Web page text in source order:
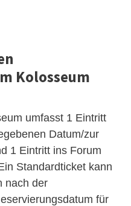
Kolosseum
umfasst 1 Eintritt
Datum/zur
1 Eintritt ins Forum
Standardticket kann
nach der
für